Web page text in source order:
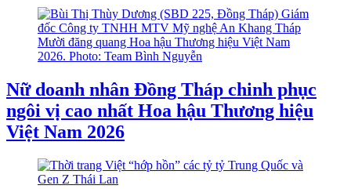
Nữ doanh nhân Đồng Tháp chinh phục
ngôi vị cao nhất Hoa hậu Thương hiệu
Việt Nam 2026